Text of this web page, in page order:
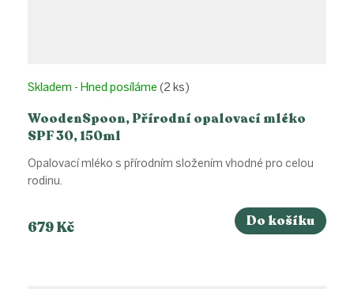
WoodenSpoon, Přírodní opalovací mléko
SPF 30, 150ml
Skladem - Hned posíláme (2 ks)
679 Kč Do košíku
Opalovací mléko s přírodním složením vhodné pro celou
rodinu.